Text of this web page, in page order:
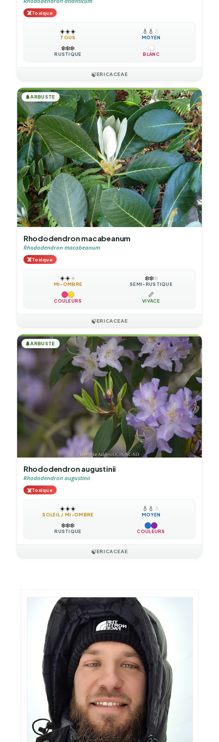
☠️Toxique
☀️☀️☀️
TOUS
💧 💧 💧
MOYEN
❄️❄️❄️
RUSTIQUE BLANC
🍃ERICACEAE
🌲ARBUSTE
Rhododendron macabeanum
Rhododendron macabeanum
☠️Toxique
☀️☀️☀️
MI-OMBRE
❄️❄️❄️
SEMI-RUSTIQUE
COULEURS
📏
VIVACE
🍃ERICACEAE
🌲ARBUSTE
Rhododendron augustinii
Rhododendron augustinii
☠️Toxique
☀️☀️☀️
SOLEIL / MI-OMBRE
💧 💧 💧
MOYEN
❄️❄️❄️
RUSTIQUE COULEURS
🍃ERICACEAE